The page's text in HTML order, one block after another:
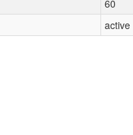
60
active